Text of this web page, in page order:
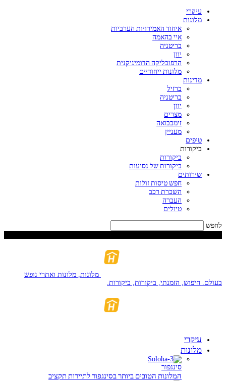
עיקרי
מלונות
איחוד האמירויות הערביות
איי בהאמה
בריטניה
יוון
הרפובליקה הדומיניקנית
מלונות ייחודיים
מדינות
ברזיל
בריטניה
יוון
מצרים
זימבבואה
מעניין
טיפים
ביקורות
ביקורות
ביקורות של נסיעות
שירותים
חפש טיסות זולות
השכרת רכב
העברה
טיולים
לחפש
מלונות, מלונות ואתרי נופש
בעולם. חיפוש, הזמנתי, ביקורות, ביקורות.
עיקרי
מלונות
סינגפור
המלונות הטובים ביותר בסינגפור לתיירות תקציב